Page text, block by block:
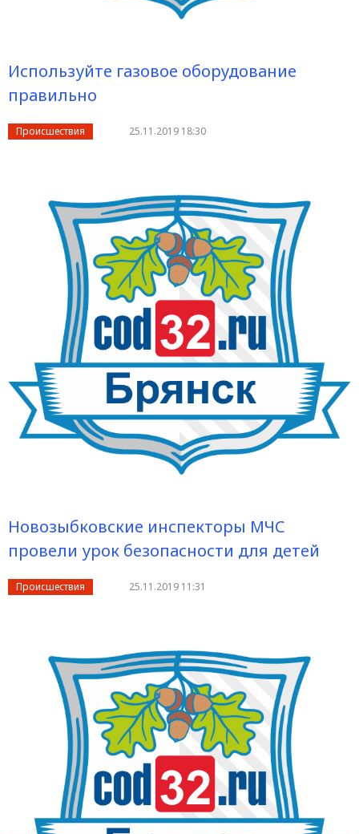
Используйте газовое оборудование
правильно
Происшествия 25.11.2019 18:30
Новозыбковские инспекторы МЧС
провели урок безопасности для детей
Происшествия 25.11.2019 11:31